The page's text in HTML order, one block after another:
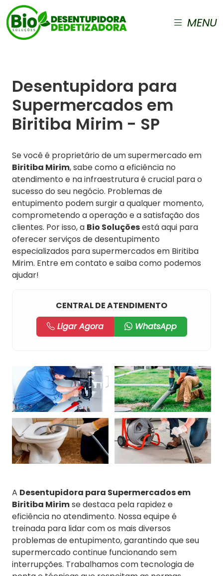
MENU
Desentupidora para
Supermercados em
Biritiba Mirim - SP
Se você é proprietário de um supermercado em
Biritiba Mirim, sabe como a eficiência no
atendimento e na infraestrutura é crucial para o
sucesso do seu negócio. Problemas de
entupimento podem surgir a qualquer momento,
comprometendo a operação e a satisfação dos
clientes. Por isso, a Bio Soluçõesestá aqui para
oferecer serviços de desentupimento
especializados para supermercados em Biritiba
Mirim. Entre em contato e saiba como podemos
ajudar!
CENTRAL DE ATENDIMENTO
Ligar Agora
WhatsApp
A Desentupidora para Supermercados em
Biritiba Mirimse destaca pela rapidez e
eficiência no atendimento. Nossa equipe é
treinada para lidar com os mais diversos
problemas de entupimento, garantindo que seu
supermercado continue funcionando sem
interrupções. Trabalhamos com tecnologia de